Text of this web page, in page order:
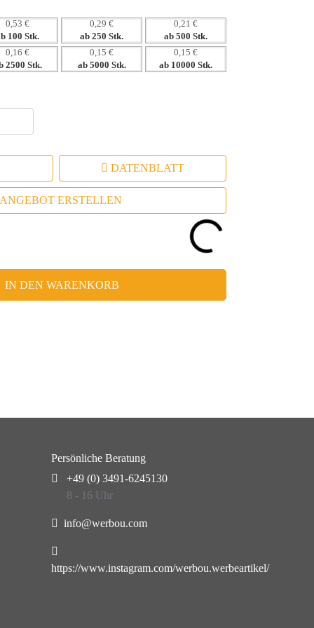
0,53 €
100 Stk.
0,29 €
ab 250 Stk.
0,21 €
ab 500 Stk.
0,16 €
2500 Stk.
0,15 €
ab 5000 Stk.
0,15 €
ab 10000 Stk.
DATENBLATT
ANGEBOT ERSTELLEN
IN DEN WARENKORB
Persönliche Beratung
+49 (0) 3491-6245130
8 - 16 Uhr
info@werbou.com
https://www.instagram.com/werbou.werbeartikel/